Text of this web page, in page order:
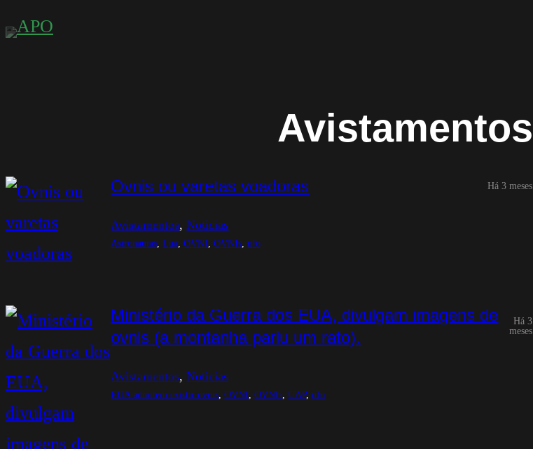
Saltar
Avistamentos
Ovnis ou varetas voadoras Há 3 meses
Avistamentos, Noticias
Astronautas, Lua, OVNI, OVNIs, ufo
Ministério da Guerra dos EUA, divulgam imagens de
ovnis (a montanha pariu um rato).
Há 3
meses
Avistamentos, Noticias
EUA admitem existir ovnis, OVNI, OVNIs, UAP, ufo